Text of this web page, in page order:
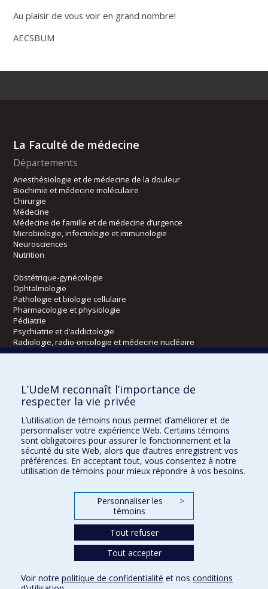
Au plaisir de vous voir en grand nombre!
AECSBUM
La Faculté de médecine
Départements
Anesthésiologie et de médecine de la douleur
Biochimie et médecine moléculaire
Chirurgie
Médecine
Médecine de famille et de médecine d’urgence
Microbiologie, infectiologie et immunologie
Neurosciences
Nutrition
Obstétrique-gynécologie
Ophtalmologie
Pathologie et biologie cellulaire
Pharmacologie et physiologie
Pédiatrie
Psychiatrie et d’addictologie
Radiologie, radio-oncologie et médecine nucléaire
Écoles
Kinésiologie et des sciences de l’activité physique
Orthophonie et audiologie
Réadaptation
Directions
DPC
CPASS
L’UdeM reconnaît l’importance de
respecter la vie privée
L’utilisation de témoins nous permet d’améliorer et de
personnaliser votre expérience Web. Certains témoins
sont obligatoires pour assurer le fonctionnement et la
sécurité du site Web, alors que d’autres enregistrent vos
préférences. En acceptant tout, vous consentez à notre
utilisation de témoins pour mieux répondre à vos besoins.
Personnaliser les
témoins
>
Tout refuser
Tout accepter
Voir notre politique de confidentialité et nos conditions